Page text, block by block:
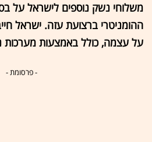
משלוחי נשק נוספים לישראל על
ההומניטרי ברצועת עזה. ישראל
על עצמה, כולל באמצעות מערכות
- פרסומת -